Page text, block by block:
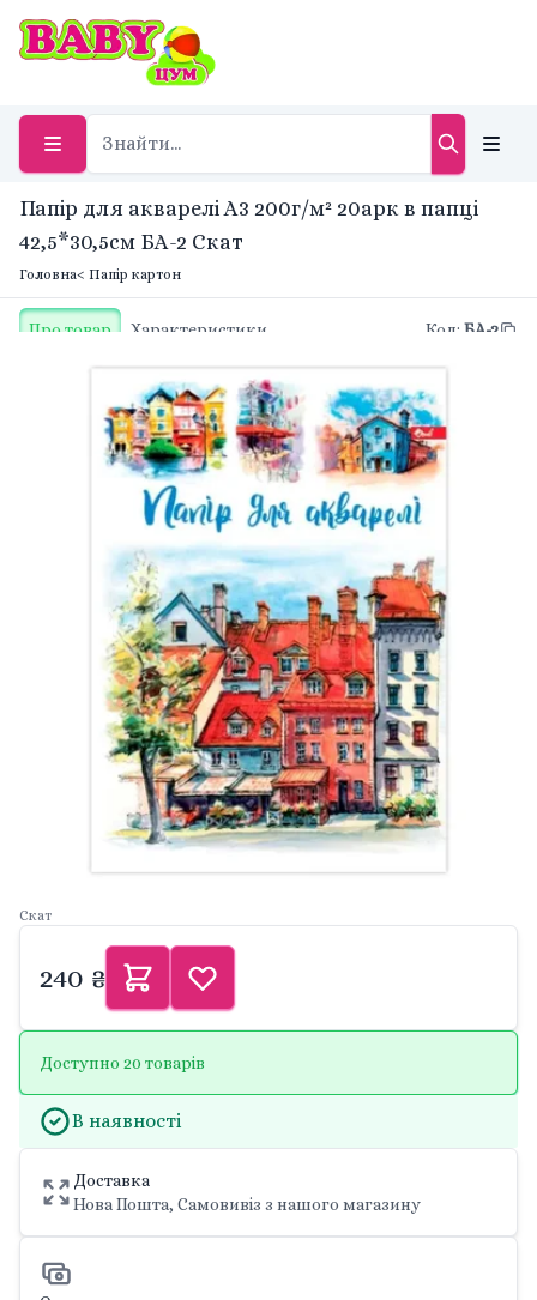
Папір для акварелі А3 200г/м² 20арк в папці
42,5*30,5см БА-2 Скат
Головна< Папір картон
Про товар Характеристики Код: БА-2
Скат
240 ₴
Доступно 20 товарів
В наявності
Доставка
Нова Пошта, Самовивіз з нашого магазину